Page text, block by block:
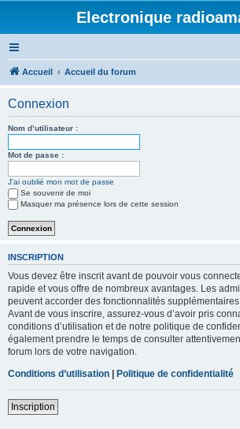
Electronique
Accueil Accueil du forum
Connexion
Nom d’utilisateur :
Mot de passe :
J’ai oublié mon mot de passe
Se souvenir de moi
Masquer ma présence lors de cette session
INSCRIPTION
Vous devez être inscrit avant de pouvoir vous
rapide et vous offre de nombreux avantages. Les
peuvent accorder des fonctionnalités
Avant de vous inscrire, assurez-vous d’avoir pris
conditions d’utilisation et de notre politique de
également prendre le temps de consulter
forum lors de votre navigation.
Conditions d’utilisation | Politique de confidentialité
Inscription